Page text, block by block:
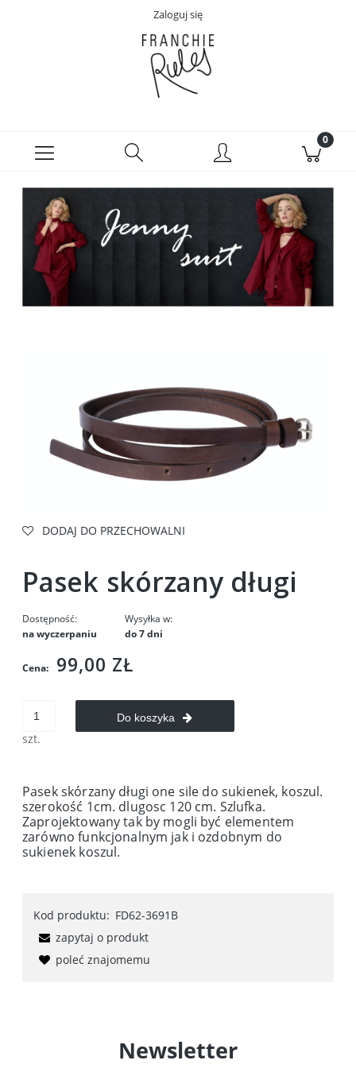
Zaloguj się
DODAJ DO PRZECHOWALNI
Pasek skórzany długi
Dostępność:
na wyczerpaniu
Wysyłka w:
do 7 dni
Cena: 99,00 ZŁ
szt.
Do koszyka
Pasek skórzany długi one sile do sukienek, koszul.
szerokość 1cm. dlugosc 120 cm. Szlufka.
Zaprojektowany tak by mogli być elementem
zarówno funkcjonalnym jak i ozdobnym do
sukienek koszul.
Kod produktu: FD62-3691B
zapytaj o produkt
poleć znajomemu
Newsletter